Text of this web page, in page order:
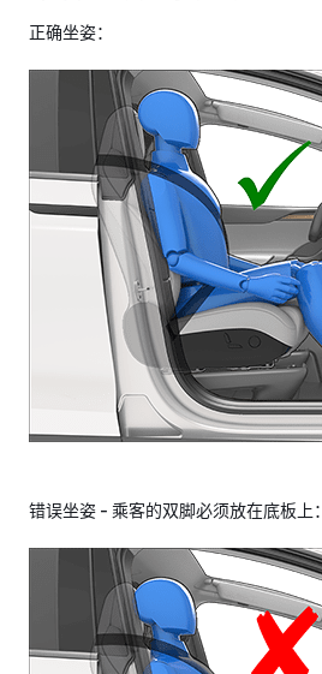
正确坐姿：
错误坐姿 - 乘客的双脚必须放在底板上：